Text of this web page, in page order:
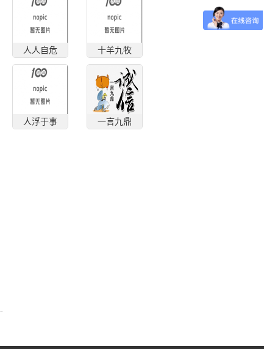
人人自危 十羊九牧
人浮于事 一言九鼎